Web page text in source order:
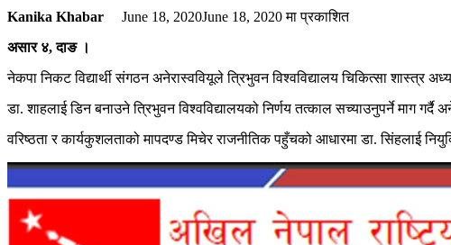
Kanika Khabar June 18, 2020June 18, 2020मा प्रकाशित
असार ४, दाङ ।
नेकपा निकट विद्यार्थी संगठन अनेरास्ववियूले त्रिभुवन विश्वविद्यालय चिकित्सा शास्त्र
डा. शाहलाई डिन बनाउने त्रिभुवन विश्वविद्यालयको निर्णय तत्काल सच्याउनुपर्ने माग
वरिष्ठता र कार्यकुशलताको मापदण्ड मिचेर राजनीतिक पहुँचको आधारमा डा. सिंहलाई